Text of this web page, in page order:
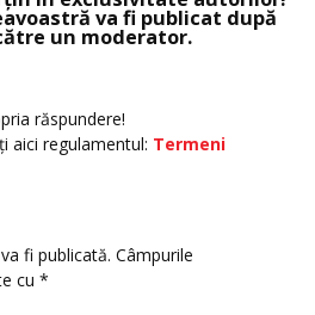
va fi publicat după
un moderator.
răspundere!
aici regulamentul: Termeni
fi publicată. Câmpurile
cu *